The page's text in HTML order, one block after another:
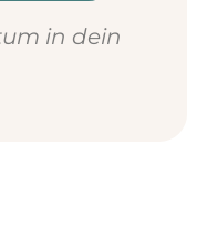
in dein